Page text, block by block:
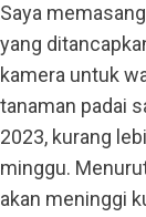
Saya
yang
kamera untuk
tanaman padai
2023, kurang
minggu.
akan meninggi